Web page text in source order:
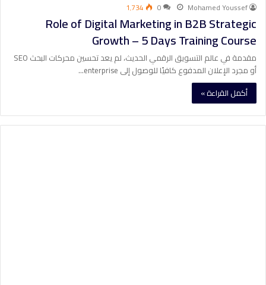
Mohamed Youssef
0 1٬734
Role of Digital Marketing in B2B Strategic
Growth – 5 Days Training Course
مقدمة في عالم التسويق الرقمي الحديث، لم يعد تحسين محركات البحث SEO
أو مجرد الإعلان المدفوع كافيًا للوصول إلى enterprise…
أكمل القراءة »